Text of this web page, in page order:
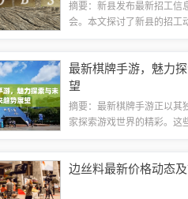
摘要：新县发布最新招工信
会。本文探讨了新县的招工
解最新招工信息的好机会，
最新棋牌手游，魅力
望
摘要：最新棋牌手游正以其
家探索游戏世界的精彩。这
趣，体验多样化的游戏模式
边丝料最新价格动态